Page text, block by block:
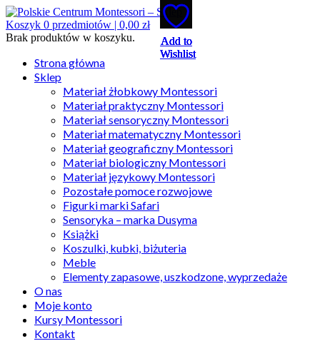
Koszyk 0 przedmiotów | 0,00 zł
Brak produktów w koszyku.
Strona główna
Sklep
Materiał żłobkowy Montessori
Materiał praktyczny Montessori
Materiał sensoryczny Montessori
Materiał matematyczny Montessori
Materiał geograficzny Montessori
Materiał biologiczny Montessori
Materiał językowy Montessori
Pozostałe pomoce rozwojowe
Figurki marki Safari
Sensoryka – marka Dusyma
Książki
Koszulki, kubki, biżuteria
Meble
Elementy zapasowe, uszkodzone, wyprzedaże
O nas
Moje konto
Kursy Montessori
Kontakt
Add to
Wishlist
Add to
Wishlist
Add to
Wishlist
Add to
Wishlist
Add to
Wishlist